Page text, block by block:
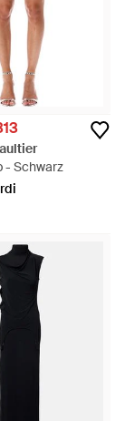
- Schwarz